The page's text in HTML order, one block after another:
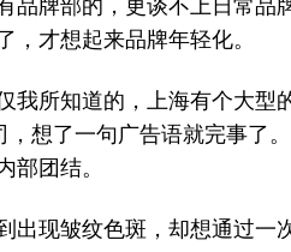
品牌部的，更谈不上日常品
，才想起来品牌年轻化。
我所知道的，上海有个大型
想了一句广告语就完事了
部团结。
出现皱纹色斑，却想通过一